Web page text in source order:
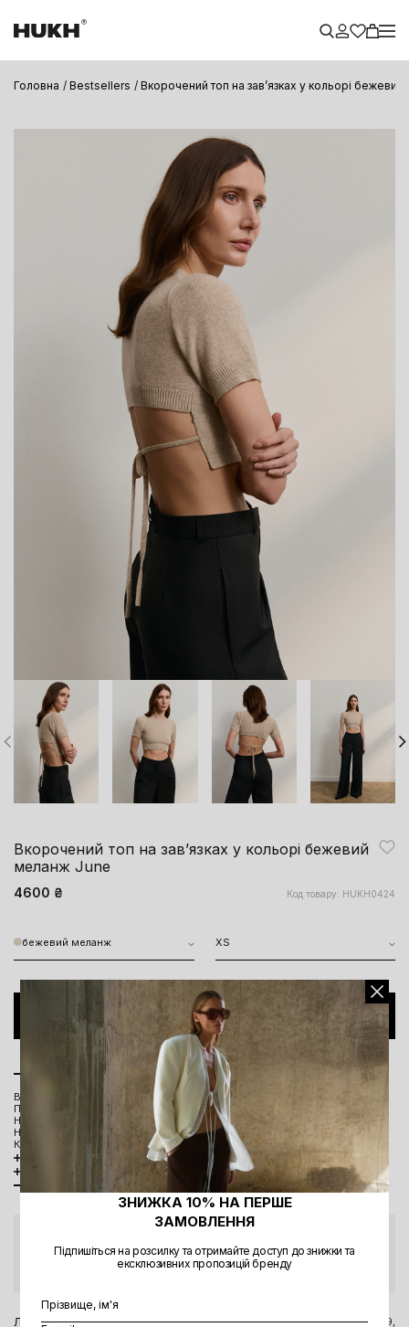
Головна Bestsellers Вкорочений топ на завʼязках у кольорі
Вкорочений топ на завʼязках у кольорі бежевий
меланж June
4600 ₴ Код товару: HUKH0424
бежевий меланж XS
ДОДАТИ ДО КОШИКА
Виконаний з натуральної італійської пряжі
Приталений силует
Напіввідкрита спинка
На зав'язках
Кругла горловина
Розмірна сітка та параметри моделі
Наявність в офлайн магазинах
Перед візитом в магазин радимо уточнити актуальну інформацію за
номером телефону чи через месенджери.
Львів, вул. Вороного, 5
пн-пт 11-19,
ЗНИЖКА 10% НА ПЕРШЕ
ЗАМОВЛЕННЯ
Підпишіться на розсилку та отримайте доступ до знижки та
ексклюзивних пропозицій бренду